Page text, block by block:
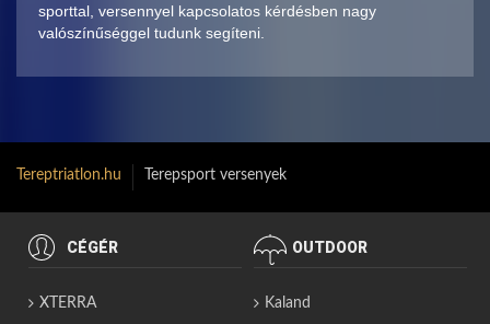
sporttal, versennyel kapcsolatos kérdésben nagy
valószínűséggel tudunk segíteni.
Tereptriatlon.hu Terepsport versenyek
CÉGÉR
XTERRA
OUTDOOR
Kaland